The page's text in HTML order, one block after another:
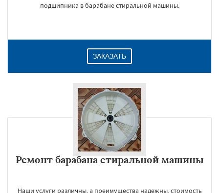
подшипника в барабане стиральной машины.
ЗАКАЗАТЬ
Ремонт барабана стиральной машины
Наши услуги различны, а преимущества надежны, стоимость